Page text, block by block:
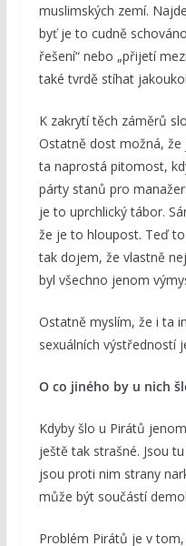
muslimských zemí.
byť je to cudně
řešení“ nebo „přijetí
také tvrdě stíhat
K zakrytí těch záměrů
Ostatně dost možná,
ta naprostá pitomost,
párty stanů pro
je to uprchlický tábor.
že je to hloupost. Teď
tak dojem, že vlastně
byl všechno jenom
Ostatně myslím, že i ta
sexuálních výstředností
O co jiného by u nich
Kdyby šlo u Pirátů
ještě tak strašné. Jsou
jsou proti nim strany
může být součástí
Problém Pirátů je v